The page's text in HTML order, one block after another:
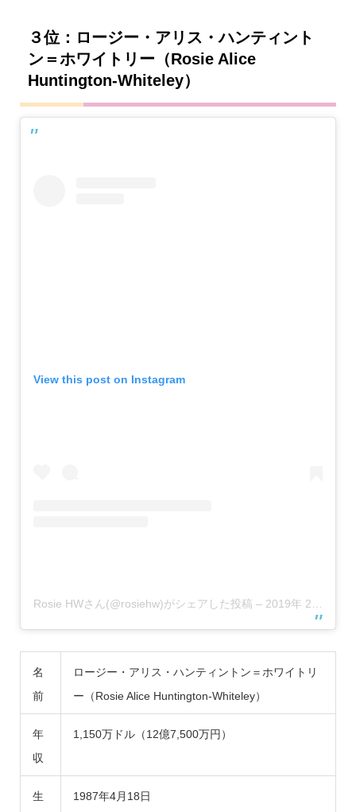
３位：ロージー・アリス・ハンティント
ン＝ホワイトリー（Rosie Alice
Huntington-Whiteley）
View this post on Instagram
Rosie HWさん(@rosiehw)がシェアした投稿 – 2019年 2月月26日午後1時48分PST
名
前
ロージー・アリス・ハンティントン＝ホワイトリ
ー（Rosie Alice Huntington-Whiteley）
年
収
1,150万ドル（12億7,500万円）
生
1987年4月18日